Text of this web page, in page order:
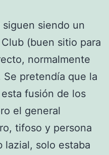
siendo un
(buen sitio para
normalmente
pretendía que la
fusión de los
el general
tifoso y persona
solo estaba